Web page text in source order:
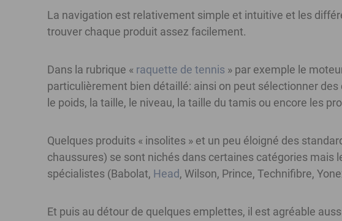
La navigation est relativement simple et intuitive et les
trouver chaque produit assez facilement.
Dans la rubrique « raquette de tennis » par exemple le
particulièrement bien détaillé: ainsi on peut sélectionner
le poids, la taille, le niveau, la taille du tamis ou encore les
Quelques produits « insolites » et un peu éloigné des
chaussures) se sont nichés dans certaines catégories mais
spécialistes (Babolat, Head, Wilson, Prince, Technifibre,
Et puis au détour de quelques emplettes, il est agréable